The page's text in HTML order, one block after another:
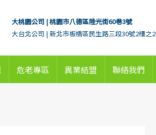
大桃園公司 | 桃園市八德區陸光街60巷3號
大台北公司 | 新北市板橋區民生路三段30號2樓之2
危老專區 異業結盟 聯絡我們